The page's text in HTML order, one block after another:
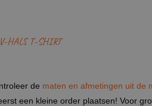
HALS T-SHIRT
de maten en afmetingen uit de
een kleine order plaatsen! Voor